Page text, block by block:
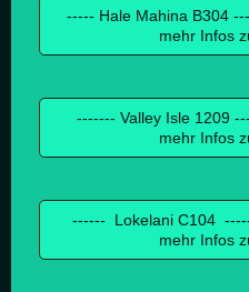
----- Hale Mahina
mehr Infos
------- Valley Isle 1209
mehr Infos
------ Lokelani C104
mehr Infos